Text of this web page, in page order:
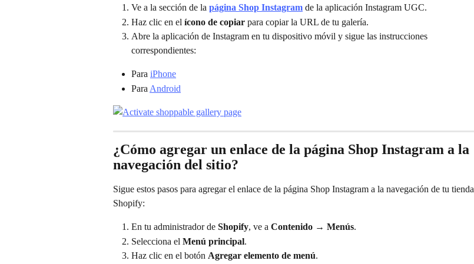
Ve a la sección de la página Shop Instagram de la aplicación Instagram UGC.
Haz clic en el ícono de copiar para copiar la URL de tu galería.
Abre la aplicación de Instagram en tu dispositivo móvil y sigue las instrucciones
correspondientes:
Para iPhone
Para Android
¿Cómo agregar un enlace de la página Shop Instagram a la
navegación del sitio?
Sigue estos pasos para agregar el enlace de la página Shop Instagram a la navegación de tu tienda
Shopify:
En tu administrador de Shopify, ve a Contenido → Menús.
Selecciona el Menú principal.
Haz clic en el botón Agregar elemento de menú.